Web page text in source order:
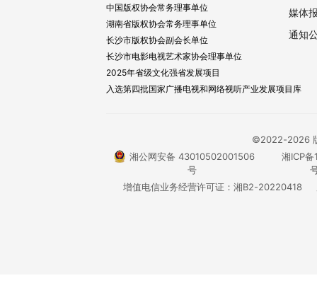
中国版权协会常务理事单位
湖南省版权协会常务理事单位
长沙市版权协会副会长单位
长沙市电影电视艺术家协会理事单位
2025年省级文化强省发展项目
入选第四批国家广播电视和网络视听产业发展项目库
媒体
通知
©2022-2026
湘公网安备 43010502001506
号
湘ICP
增值电信业务经营许可证：湘B2-20220418